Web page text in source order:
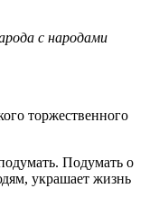
с народами
торжественного
Подумать о
украшает жизнь